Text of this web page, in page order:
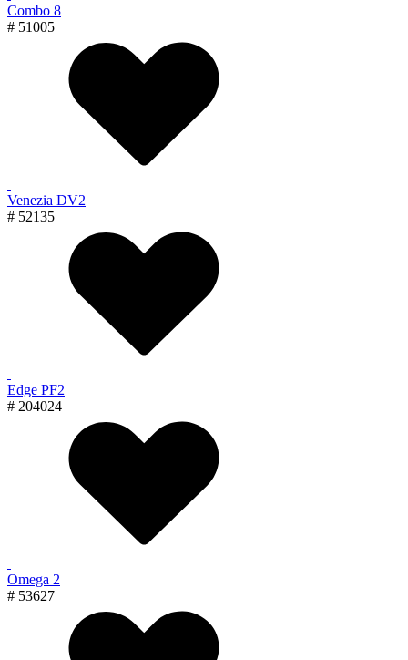
Combo 8
# 51005
Venezia DV2
# 52135
Edge PF2
# 204024
Omega 2
# 53627